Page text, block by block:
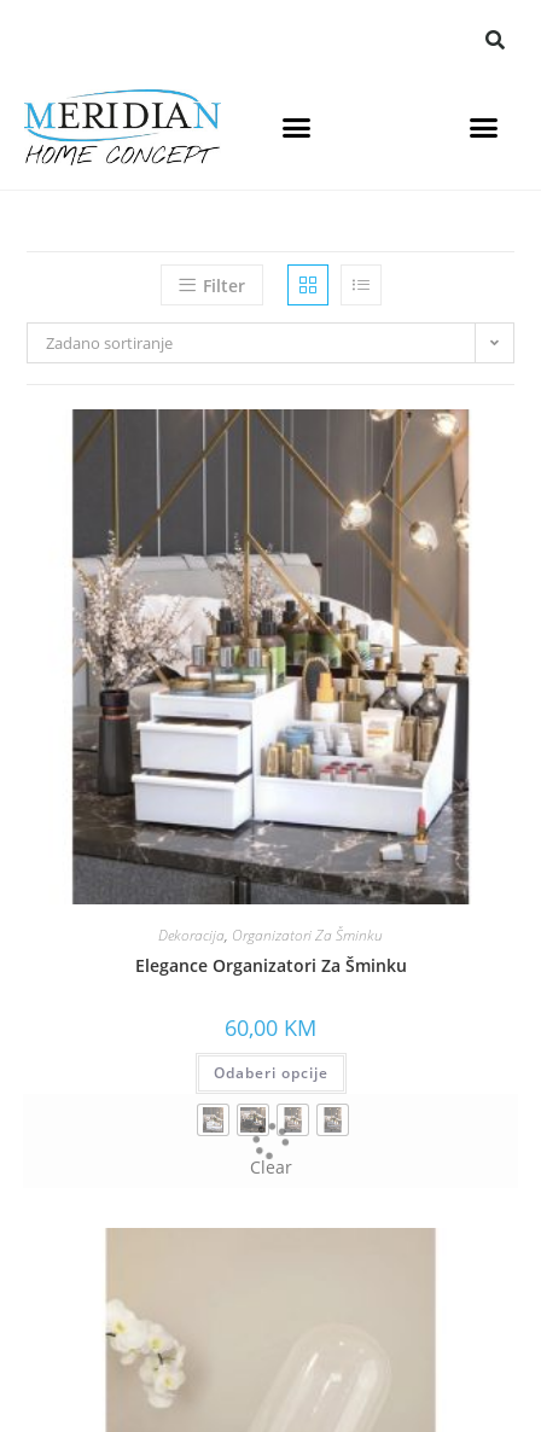
Filter
Zadano sortiranje
Dekoracija, Organizatori Za Šminku
Elegance Organizatori Za Šminku
60,00 KM
Odaberi opcije
Clear